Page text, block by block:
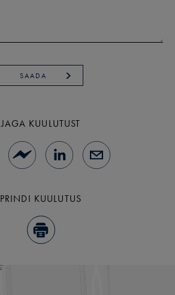
SAADA
JAGA KUULUTUST
PRINDI KUULUTUS